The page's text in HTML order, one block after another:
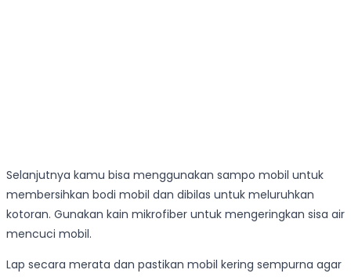
Selanjutnya kamu bisa menggunakan sampo mobil untuk
membersihkan bodi mobil dan dibilas untuk meluruhkan
kotoran. Gunakan kain mikrofiber untuk mengeringkan sisa air
mencuci mobil.
Lap secara merata dan pastikan mobil kering sempurna agar